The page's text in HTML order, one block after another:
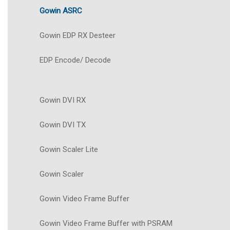
Gowin ASRC
Gowin EDP RX Desteer
EDP Encode/ Decode
Gowin DVI RX
Gowin DVI TX
Gowin Scaler Lite
Gowin Scaler
Gowin Video Frame Buffer
Gowin Video Frame Buffer with PSRAM